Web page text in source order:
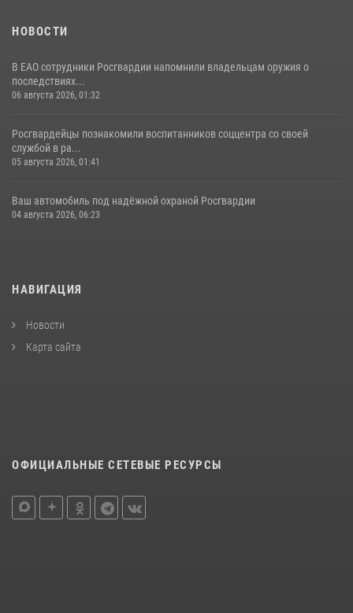
НОВОСТИ
В ЕАО сотрудники Росгвардии напомнили владельцам оружия о
последствиях...
06 августа 2026, 01:32
Росгвардейцы познакомили воспитанников соццентра со своей
службой в ра...
05 августа 2026, 01:41
Ваш автомобиль под надёжной охраной Росгвардии
04 августа 2026, 06:23
НАВИГАЦИЯ
Новости
Карта сайта
ОФИЦИАЛЬНЫЕ СЕТЕВЫЕ РЕСУРСЫ